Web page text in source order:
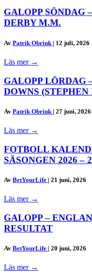
GALOPP SÖNDAG
DERBY M.M.
Av Patrik Obrink | 12 juli, 2026
Läs mer →
GALOPP LÖRDAG
DOWNS (STEPHEN
Av Patrik Obrink | 27 juni, 2026
Läs mer →
FOTBOLL
SÄSONGEN 2026 –
Av BetYourLife | 21 juni, 2026
Läs mer →
GALOPP –
RESULTAT
Av BetYourLife | 20 juni, 2026
Läs mer →